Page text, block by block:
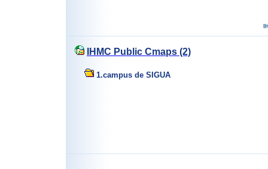
IHMC Public Cmaps (2)
1.campus de SIGUA